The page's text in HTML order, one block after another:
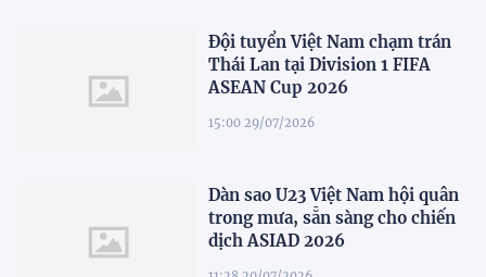
Đội tuyển Việt Nam chạm trán
Thái Lan tại Division 1 FIFA
ASEAN Cup 2026
15:00 29/07/2026
Dàn sao U23 Việt Nam hội quân
trong mưa, sẵn sàng cho chiến
dịch ASIAD 2026